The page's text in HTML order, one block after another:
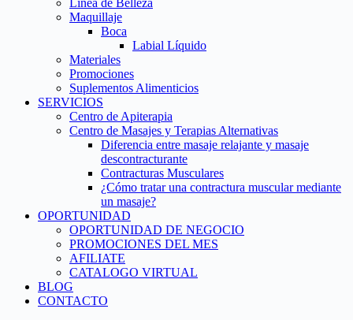
Linea de Belleza
Maquillaje
Boca
Labial Líquido
Materiales
Promociones
Suplementos Alimenticios
SERVICIOS
Centro de Apiterapia
Centro de Masajes y Terapias Alternativas
Diferencia entre masaje relajante y masaje
descontracturante
Contracturas Musculares
¿Cómo tratar una contractura muscular mediante
un masaje?
OPORTUNIDAD
OPORTUNIDAD DE NEGOCIO
PROMOCIONES DEL MES
AFILIATE
CATALOGO VIRTUAL
BLOG
CONTACTO